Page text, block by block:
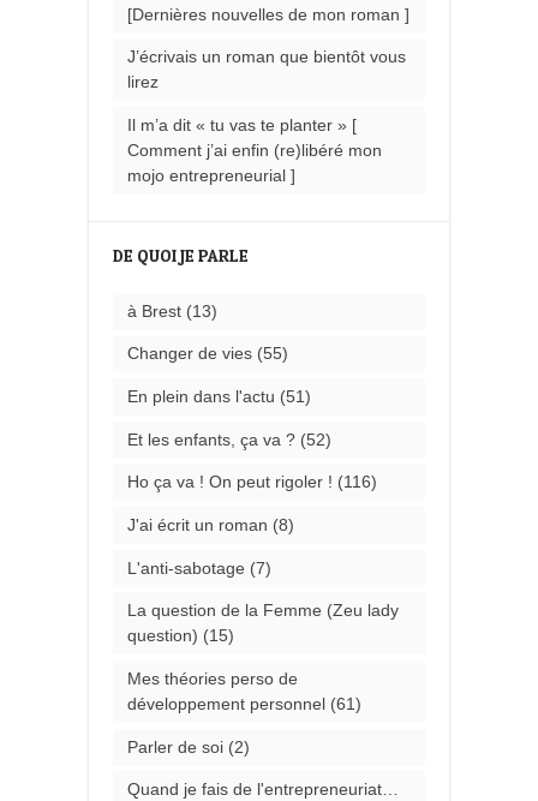
[Dernières nouvelles de mon roman ]
J’écrivais un roman que bientôt vous
lirez
Il m’a dit « tu vas te planter » [
Comment j’ai enfin (re)libéré mon
mojo entrepreneurial ]
DE QUOI JE PARLE
à Brest(13)
Changer de vies(55)
En plein dans l'actu (51)
Et les enfants, ça va ?(52)
Ho ça va ! On peut rigoler ! (116)
J'ai écrit un roman (8)
L'anti-sabotage (7)
La question de la Femme (Zeu lady
question) (15)
Mes théories perso de
développement personnel(61)
Parler de soi(2)
Quand je fais de l'entrepreneuriat…